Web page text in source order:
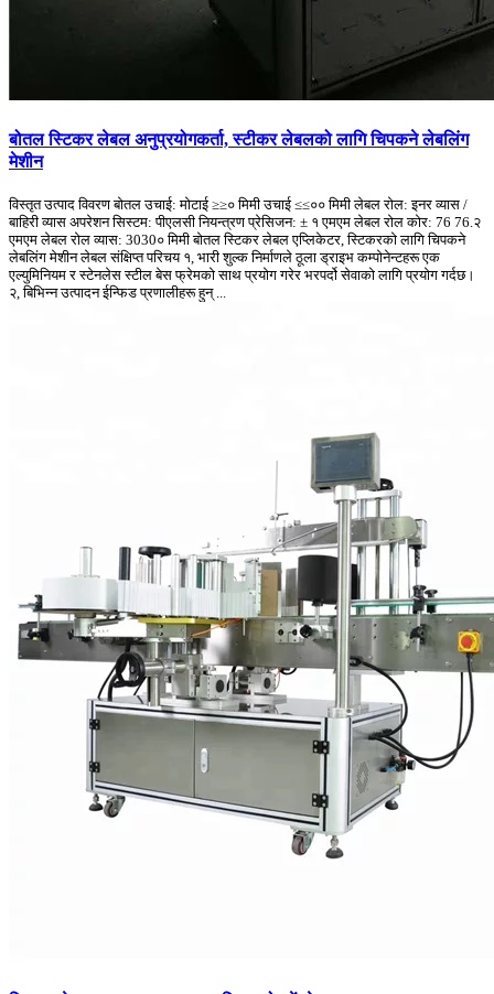
बोतल स्टिकर लेबल अनुप्रयोगकर्ता, स्टीकर लेबलको लागि चिपकने लेबलिंग
मेशीन
विस्तृत उत्पाद विवरण बोतल उचाई: मोटाई ≥≥० मिमी उचाई ≤≤०० मिमी लेबल रोल: इनर व्यास /
बाहिरी व्यास अपरेशन सिस्टम: पीएलसी नियन्त्रण प्रेसिजन: ± १ एमएम लेबल रोल कोर: 76 76.२
एमएम लेबल रोल व्यास: 3030० मिमी बोतल स्टिकर लेबल एप्लिकेटर, स्टिकरको लागि चिपकने
लेबलिंग मेशीन लेबल संक्षिप्त परिचय १, भारी शुल्क निर्माणले ठूला ड्राइभ कम्पोनेन्टहरू एक
एल्युमिनियम र स्टेनलेस स्टील बेस फ्रेमको साथ प्रयोग गरेर भरपर्दो सेवाको लागि प्रयोग गर्दछ।
२, बिभिन्न उत्पादन ईन्फिड प्रणालीहरू हुन् ...